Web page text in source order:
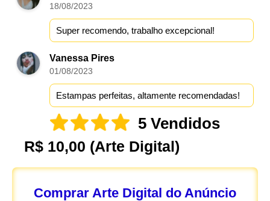
18/08/2023
Super recomendo, trabalho excepcional!
Vanessa Pires
01/08/2023
Estampas perfeitas, altamente recomendadas!
5 Vendidos
R$ 10,00 (Arte Digital)
Comprar Arte Digital do Anúncio